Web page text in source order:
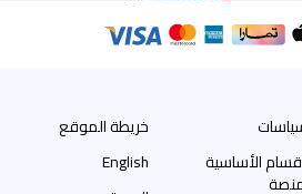
الأساسية
خريطة الموقع
English